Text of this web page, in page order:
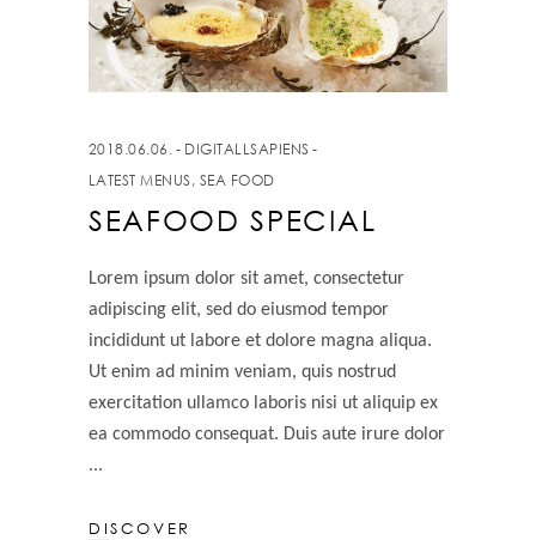
2018.06.06.
DIGITALLSAPIENS
LATEST MENUS, SEA FOOD
SEAFOOD SPECIAL
Lorem ipsum dolor sit amet, consectetur
adipiscing elit, sed do eiusmod tempor
incididunt ut labore et dolore magna aliqua.
Ut enim ad minim veniam, quis nostrud
exercitation ullamco laboris nisi ut aliquip ex
ea commodo consequat. Duis aute irure dolor
DISCOVER